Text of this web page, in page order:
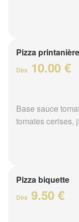
Pizza printanière
Dès 10.00 €
Base sauce
tomates cerises,
Pizza biquette
Dès 9.50 €